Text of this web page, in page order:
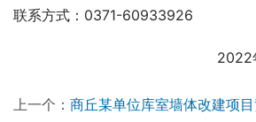
联系方式：0371-60933926
2022年03月
上一个： 商丘某单位库室墙体改建项